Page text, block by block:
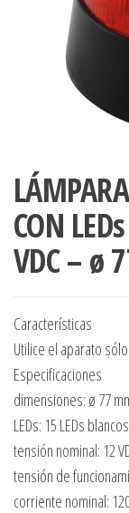
CON
VDC – ø
Características
Utilice el aparato
Especificaciones
dimensiones: ø 77
LEDs: 15 LEDs blancos
tensión nominal: 12
tensión de
corriente nominal: